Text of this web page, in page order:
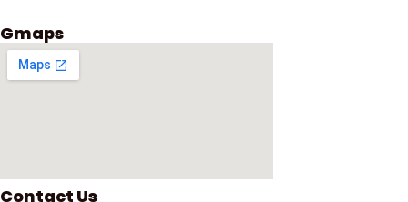
Gmaps
Contact Us